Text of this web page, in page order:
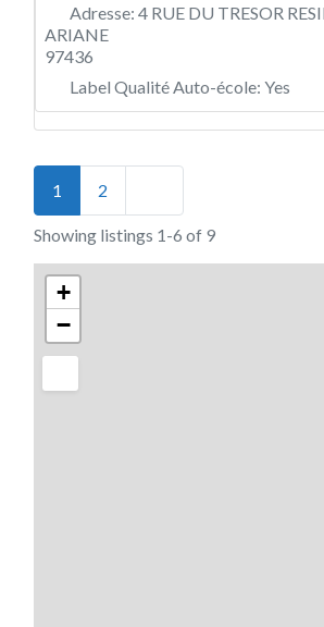
Adresse: 4 RUE DU TRESOR
ARIANE
97436
Label Qualité Auto-école: Yes
Posts navigation
1 2
Showing listings 1-6 of 9
+
−